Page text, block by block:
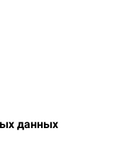
данных